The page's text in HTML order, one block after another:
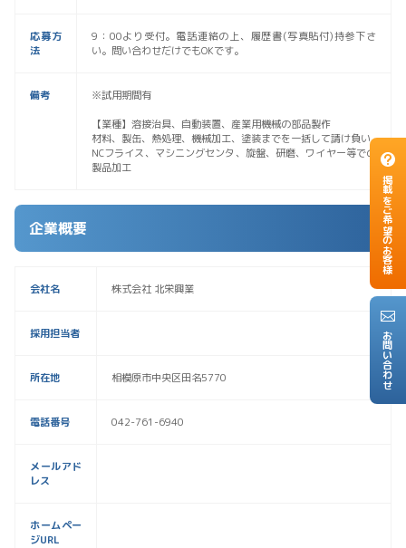
掲載をご希望のお客様
お問い合わせ
応募方
法
9：00より受付。電話連絡の上、履歴書(写真貼付)持参下さ
い。問い合わせだけでもOKです。
備考
※試用期間有
【業種】溶接治具、自動装置、産業用機械の部品製作
材料、製缶、熱処理、機械加工、塗装までを一括して請け負い
NCフライス、マシニングセンタ、旋盤、研磨、ワイヤー等での
製品加工
企業概要
会社名 株式会社 北栄興業
採用担当者
所在地 相模原市中央区田名5770
電話番号 042-761-6940
メールアド
レス
ホームペー
ジURL